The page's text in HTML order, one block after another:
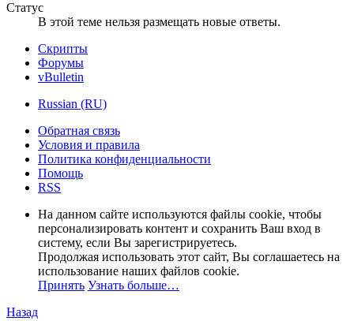
Статус
В этой теме нельзя размещать новые ответы.
Скрипты
Форумы
vBulletin
Russian (RU)
Обратная связь
Условия и правила
Политика конфиденциальности
Помощь
RSS
На данном сайте используются файлы cookie, чтобы
персонализировать контент и сохранить Ваш вход в
систему, если Вы зарегистрируетесь.
Продолжая использовать этот сайт, Вы соглашаетесь на
использование наших файлов cookie.
Принять Узнать больше…
Назад